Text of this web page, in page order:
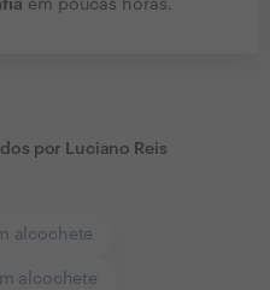
em poucas horas.
por Luciano Reis
alcochete
alcochete